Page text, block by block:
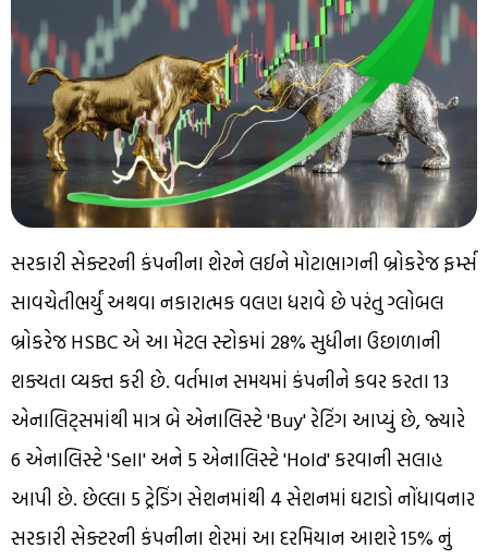
સરકારી સેક્ટરની કંપનીના શેરને લઈને મોટાભાગની બ્રોકરેજ ફર્મ્સ
સાવચેતીભર્યું અથવા નકારાત્મક વલણ ધરાવે છે પરંતુ ગ્લોબલ
બ્રોકરેજ HSBC એ આ મેટલ સ્ટોકમાં 28% સુધીના ઉછાળાની
શક્યતા વ્યક્ત કરી છે. વર્તમાન સમયમાં કંપનીને કવર કરતા 13
એનાલિટ્સમાંથી માત્ર બે એનાલિસ્ટે 'Buy' રેટિંગ આપ્યું છે, જ્યારે
6 એનાલિસ્ટે 'Sell' અને 5 એનાલિસ્ટે 'Hold' કરવાની સલાહ
આપી છે. છેલ્લા 5 ટ્રેડિંગ સેશનમાંથી 4 સેશનમાં ઘટાડો નોંધાવનાર
સરકારી સેક્ટરની કંપનીના શેરમાં આ દરમિયાન આશરે 15% નું